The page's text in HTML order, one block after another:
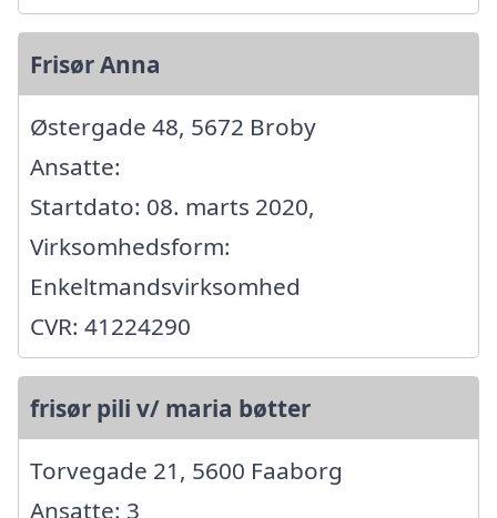
Frisør Anna
Østergade 48, 5672 Broby
Ansatte:
Startdato: 08. marts 2020,
Virksomhedsform:
Enkeltmandsvirksomhed
CVR: 41224290
frisør pili v/ maria bøtter
Torvegade 21, 5600 Faaborg
Ansatte: 3